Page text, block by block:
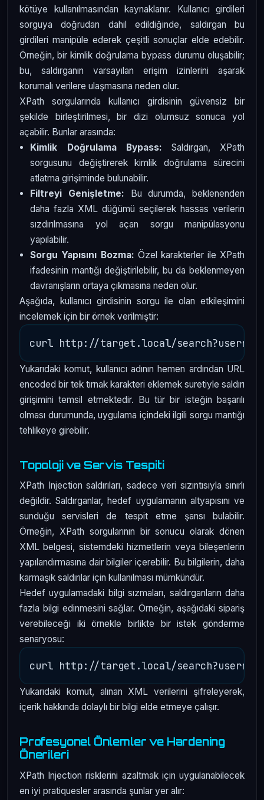
kötüye kullanılmasından kaynaklanır. Kullanıcı girdileri
sorguya doğrudan dahil edildiğinde, saldırgan bu
girdileri manipüle ederek çeşitli sonuçlar elde edebilir.
Örneğin, bir kimlik doğrulama bypass durumu oluşabilir;
bu, saldırganın varsayılan erişim izinlerini aşarak
korumalı verilere ulaşmasına neden olur.
XPath sorgularında kullanıcı girdisinin güvensiz bir
şekilde birleştirilmesi, bir dizi olumsuz sonuca yol
açabilir. Bunlar arasında:
Kimlik Doğrulama Bypass: Saldırgan, XPath
sorgusunu değiştirerek kimlik doğrulama sürecini
atlatma girişiminde bulunabilir.
Filtreyi Genişletme: Bu durumda, beklenenden
daha fazla XML düğümü seçilerek hassas verilerin
sızdırılmasına yol açan sorgu manipülasyonu
yapılabilir.
Sorgu Yapısını Bozma: Özel karakterler ile XPath
ifadesinin mantığı değiştirilebilir, bu da beklenmeyen
davranışların ortaya çıkmasına neden olur.
Aşağıda, kullanıcı girdisinin sorgu ile olan etkileşimini
incelemek için bir örnek verilmiştir:
Yukarıdaki komut, kullanıcı adının hemen ardından URL
encoded bir tek tırnak karakteri eklemek suretiyle saldırı
girişimini temsil etmektedir. Bu tür bir isteğin başarılı
olması durumunda, uygulama içindeki ilgili sorgu mantığı
tehlikeye girebilir.
Topoloji ve Servis Tespiti
XPath Injection saldırıları, sadece veri sızıntısıyla sınırlı
değildir. Saldırganlar, hedef uygulamanın altyapısını ve
sunduğu servisleri de tespit etme şansı bulabilir.
Örneğin, XPath sorgularının bir sonucu olarak dönen
XML belgesi, sistemdeki hizmetlerin veya bileşenlerin
yapılandırmasına dair bilgiler içerebilir. Bu bilgilerin, daha
karmaşık saldırılar için kullanılması mümkündür.
Hedef uygulamadaki bilgi sızmaları, saldırganların daha
fazla bilgi edinmesini sağlar. Örneğin, aşağıdaki sipariş
verebileceği iki örnekle birlikte bir istek gönderme
senaryosu:
Yukarıdaki komut, alınan XML verilerini şifreleyerek,
içerik hakkında dolaylı bir bilgi elde etmeye çalışır.
Profesyonel Önlemler ve Hardening
Önerileri
XPath Injection risklerini azaltmak için uygulanabilecek
en iyi pratiquesler arasında şunlar yer alır: